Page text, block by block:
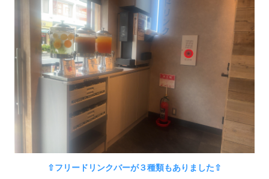
⇧フリードリンクバーが３種類もありました⇧